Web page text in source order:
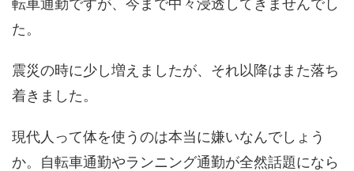
た。
震災の時に少し増えましたが、それ以降はまた落ち
着きました。
現代人って体を使うのは本当に嫌いなんでしょう
か。自転車通勤やランニング通勤が全然話題になら